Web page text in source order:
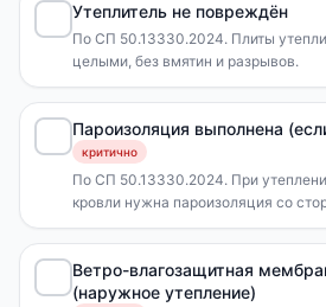
Утеплитель не повреждён
По СП 50.13330.2024. Плиты
целыми, без вмятин и разрывов.
Пароизоляция выполнена
критично
По СП 50.13330.2024. При
кровли нужна пароизоляция со
помещения.
Ветро-влагозащитная
(наружное утепление)